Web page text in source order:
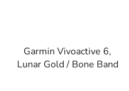
Garmin Vivoactive 6,
Lunar Gold / Bone Band